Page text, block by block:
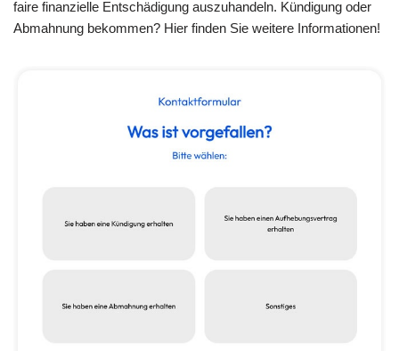
faire finanzielle Entschädigung auszuhandeln. Kündigung oder
Abmahnung bekommen? Hier finden Sie weitere Informationen!